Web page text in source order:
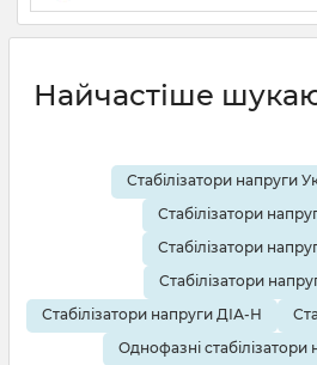
19 08 2025 0 10 хвилин
Найчастіше
Стабілізатори напруги
Стабілізатори
Стабілізатори
Стабілізатори
Стабілізатори напруги ДІА-Н
Однофазні стабілізатори